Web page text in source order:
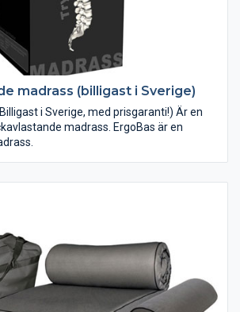
madrass (billigast i Sverige)
i Sverige, med prisgaranti!) Är en
madrass. ErgoBas är en